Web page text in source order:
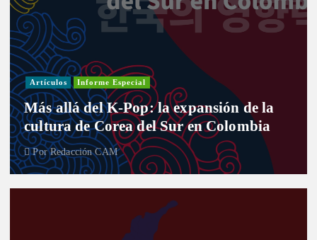
Artículos Informe Especial
Más allá del K-Pop: la expansión de la
cultura de Corea del Sur en Colombia
PorRedacción CAM